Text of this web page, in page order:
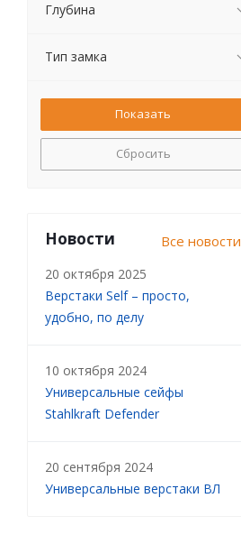
Глубина
Тип замка
Сбросить
Новости Все новости
20 октября 2025
Верстаки Self – просто,
удобно, по делу
10 октября 2024
Универсальные сейфы
Stahlkraft Defender
20 сентября 2024
Универсальные верстаки ВЛ